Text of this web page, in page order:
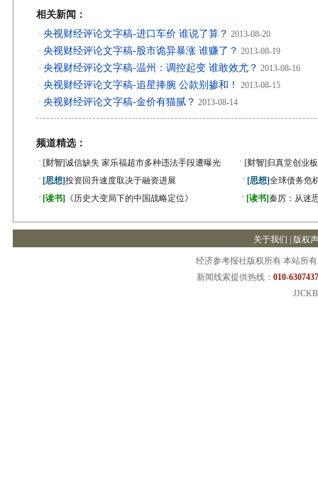
相关新闻：
· 央视财经评论文字稿-进口车价 谁说了算？ 2013-08-20
· 央视财经评论文字稿-股市诡异暴涨 谁赚了？ 2013-08-19
· 央视财经评论文字稿-温州：调控起变 谁敢效尤？ 2013-08-16
· 央视财经评论文字稿-追星捧腕 公款别掺和！
2013-08-15
· 央视财经评论文字稿-金价有猫腻？ 2013-08-14
频道精选：
· [财智]诚信缺失 家乐福超市多种违法手段遭曝光 · [财智] 归真堂创业
· [思想]投资回升速度取决于融资进展 · [思想]全球债务危
· [读书] 《历史大变局下的中国战略定位》 · [读书]秦厉：从迷
关于我们 版权
经济参考报社版权所有 本站所
新闻线索提供热线： 010-